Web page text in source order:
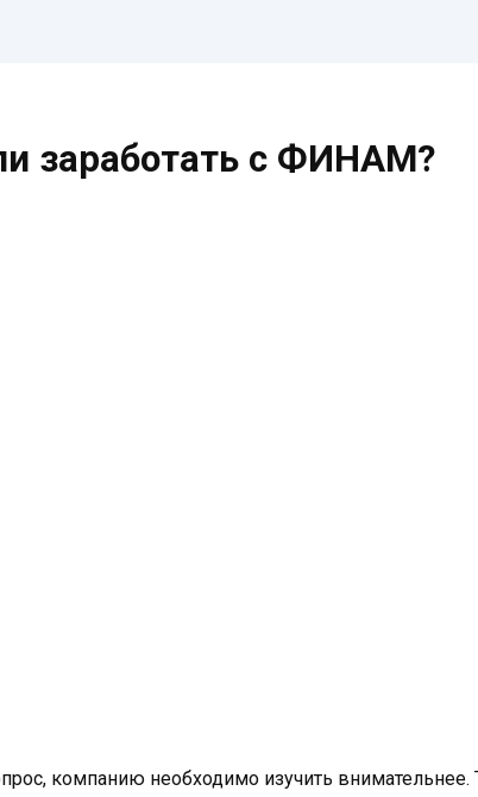
заработать с ФИНАМ?
компанию необходимо изучить внимательнее.